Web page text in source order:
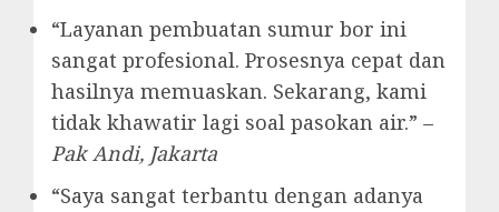
“Layanan pembuatan sumur bor ini
sangat profesional. Prosesnya cepat dan
hasilnya memuaskan. Sekarang, kami
tidak khawatir lagi soal pasokan air.” –
Pak Andi, Jakarta
“Saya sangat terbantu dengan adanya